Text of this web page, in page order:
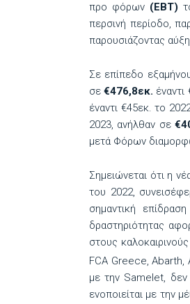
προ φόρων (ΕBT)
περσινή περίοδο,
παρουσιάζοντας
Σε επίπεδο
σε€476,8εκ.
έναντι €45εκ. το
2023, ανήλθαν σε
μετά Φόρων
Σημειώνεται ότι η
του 2022,
σημαντική
δραστηριότητας
στους
FCA Greece, Abarth,
με την Samelet, δεν
ενοποιείται με την